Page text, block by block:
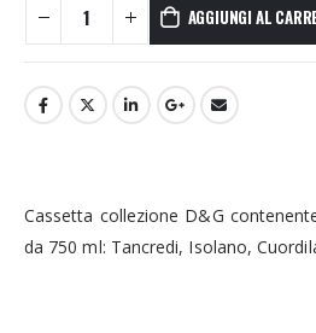
AGGIUNGI AL
Cassetta collezione D&G
da 750 ml: Tancredi, Isolano,